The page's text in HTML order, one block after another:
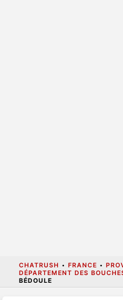
CHATRUSH • FRANCE •
DÉPARTEMENT DES
BÉDOULE